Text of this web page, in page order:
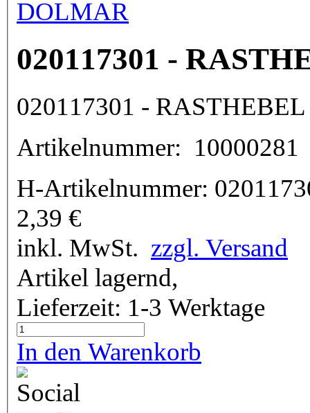
020117301 -
020117301 - RASTHEBEL
10000281
H-Artikelnummer:
2,39 €
inkl. MwSt. zzgl. Versand
Artikel lagernd,
Lieferzeit: 1-3 Werktage
In den Warenkorb